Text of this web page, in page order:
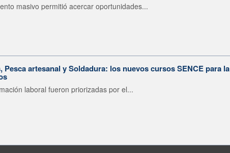
masivo permitió acercar oportunidades...
artesanal y Soldadura: los nuevos cursos SENCE para la
laboral fueron priorizadas por el...